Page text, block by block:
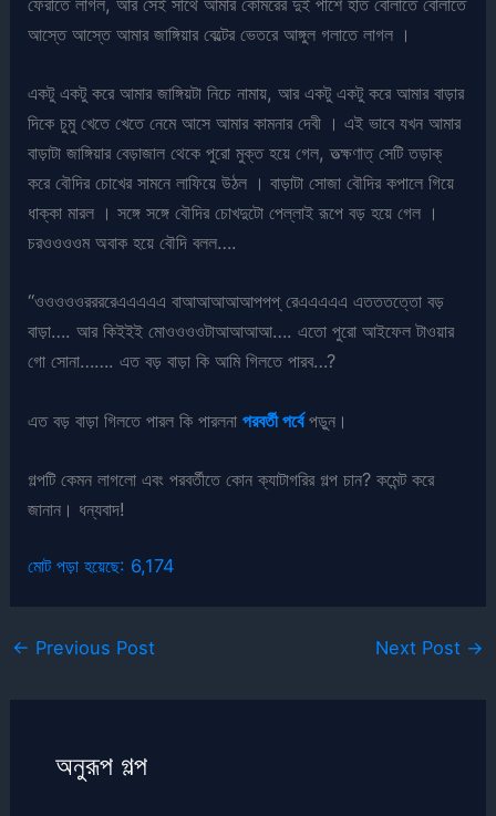
আস্তে আস্তে আমার জাঙ্গিয়ার বেল্টের ভেতরে আঙ্গুল গলাতে লাগল ।
একটু একটু করে আমার জাঙ্গিয়টা নিচে নামায়, আর একটু একটু করে আমার বাড়ার
দিকে চুমু খেতে খেতে নেমে আসে আমার কামনার দেবী । এই ভাবে যখন আমার
বাড়াটা জাঙ্গিয়ার বেড়াজাল থেকে পুরো মুক্ত হয়ে গেল, তত্ক্ষণাত্ সেটি তড়াক্
করে বৌদির চোখের সামনে লাফিয়ে উঠল । বাড়াটা সোজা বৌদির কপালে গিয়ে
ধাক্কা মারল । সঙ্গে সঙ্গে বৌদির চোখদুটো পেল্লাই রূপে বড় হয়ে গেল ।
চরওওওওম অবাক হয়ে বৌদি বলল….
“ওওওওওররররেএএএএএ বাআআআআআপপপ্ রেএএএএএ এতততত্তো বড়
বাড়া…. আর কিইইই মোওওওওটাআআআআ…. এতো পুরো আইফেল টাওয়ার
গো সোনা……. এত বড় বাড়া কি আমি গিলতে পারব…?
এত বড় বাড়া গিলতে পারল কি পারলনাপরবর্তী পর্বেপড়ুন।
গল্পটি কেমন লাগলো এবং পরবর্তীতে কোন ক্যাটাগরির গল্প চান? কমেন্ট করে
জানান। ধন্যবাদ!
মোট পড়া হয়েছে: 6,174
← Previous Post Next Post →
অনুরূপ গল্প